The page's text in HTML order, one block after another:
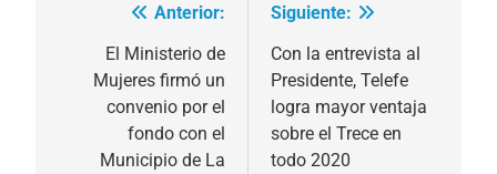
Navegación
entradas
Anterior:
El Ministerio de
Mujeres firmó un
convenio por el
fondo con el
Municipio de La
Siguiente:
Con la entrevista al
Presidente, Telefe
logra mayor ventaja
sobre el Trece en
todo 2020